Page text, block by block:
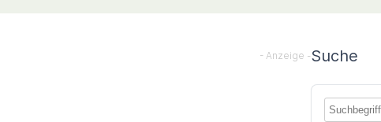
Sidebar
Suche